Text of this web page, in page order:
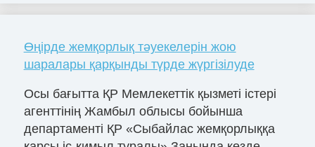
Өңірде жемқорлық тәуекелерін жою
шаралары қарқынды түрде жүргізілуде
Осы бағытта ҚР Мемлекеттік қызметі істері
агенттінің Жамбыл облысы бойынша
департаменті ҚР «Сыбайлас жемқорлыққа